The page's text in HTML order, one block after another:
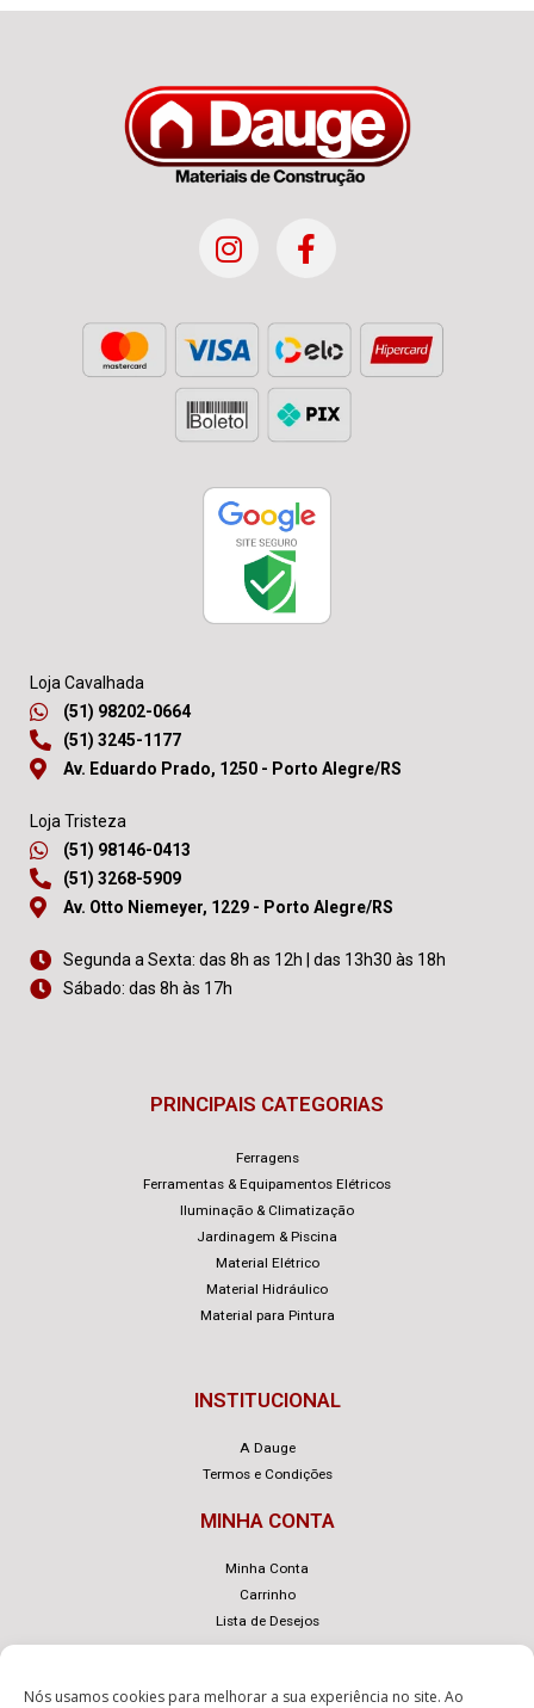
Nós usamos cookies para melhorar a sua experiência no site. Ao
Loja Cavalhada
(51) 98202-0664
(51) 3245-1177
Av. Eduardo Prado, 1250 - Porto Alegre/RS
Loja Tristeza
(51) 98146-0413
(51) 3268-5909
Av. Otto Niemeyer, 1229 - Porto Alegre/RS
Segunda a Sexta: das 8h as 12h | das 13h30 às 18h
Sábado: das 8h às 17h
PRINCIPAIS CATEGORIAS
Ferragens
Ferramentas & Equipamentos Elétricos
Iluminação & Climatização
Jardinagem & Piscina
Material Elétrico
Material Hidráulico
Material para Pintura
INSTITUCIONAL
A Dauge
Termos e Condições
MINHA CONTA
Minha Conta
Carrinho
Lista de Desejos